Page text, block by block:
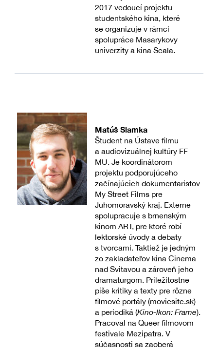
2017 vedoucí projektu
studentského kina, které
se organizuje v rámci
spolupráce Masarykovy
univerzity a kina Scala.
Matúš Slamka
Študent na Ústave filmu
a audiovizuálnej kultúry FF
MU. Je koordinátorom
projektu podporujúceho
začínajúcich dokumentaristov
My Street Films pre
Juhomoravský kraj. Externe
spolupracuje s brnenským
kinom ART, pre ktoré robí
lektorské úvody a debaty
s tvorcami. Taktiež je jedným
zo zakladateľov kina Cinema
nad Svitavou a zároveň jeho
dramaturgom. Príležitostne
píše kritiky a texty pre rôzne
filmové portály (moviesite.sk)
a periodiká (Kino-Ikon: Frame).
Pracoval na Queer filmovom
festivale Mezipatra. V
súčasnosti sa zaoberá